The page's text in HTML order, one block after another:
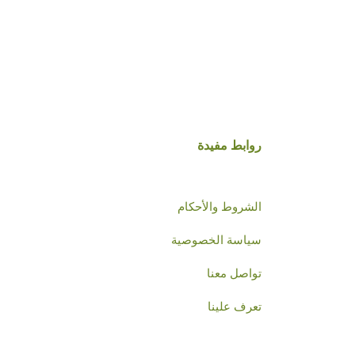
روابط مفيدة
الشروط والأحكام
سياسة الخصوصية
تواصل معنا
تعرف علينا